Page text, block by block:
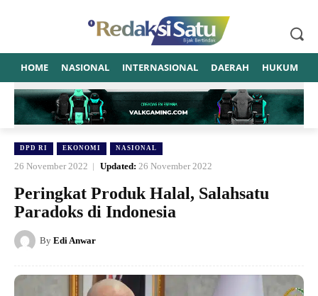
HOME NASIONAL INTERNASIONAL DAERAH HUKUM
DPD RI EKONOMI NASIONAL
26 November 2022 Updated: 26 November 2022
Peringkat Produk Halal, Salahsatu
Paradoks di Indonesia
By Edi Anwar